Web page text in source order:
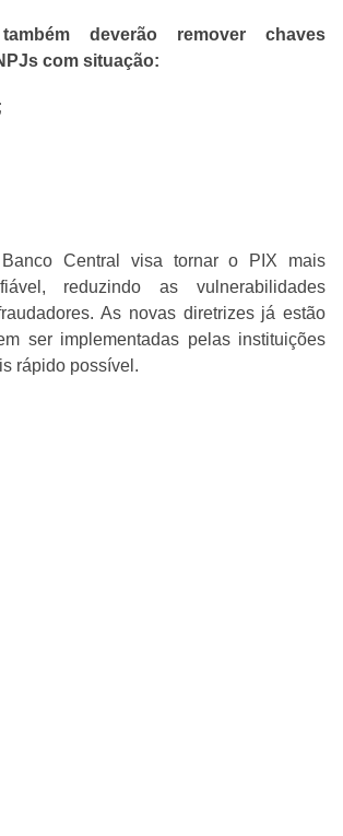
deverão remover chaves
com situação:
Central visa tornar o PIX mais
reduzindo as vulnerabilidades
As novas diretrizes já estão
ser implementadas pelas instituições
rápido possível.